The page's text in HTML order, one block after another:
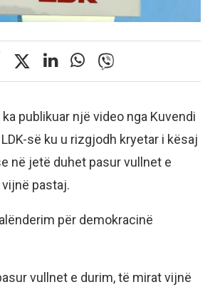
publikuar një video nga Kuvendi
së ku u rizgjodh kryetar i kësaj
në jetë duhet pasur vullnet e
pastaj.
për demokracinë
vullnet e durim, të mirat vijnë